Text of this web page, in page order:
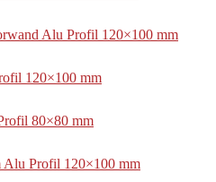
Alu Profil 120×100 mm
120×100 mm
80×80 mm
Alu Profil 120×100 mm